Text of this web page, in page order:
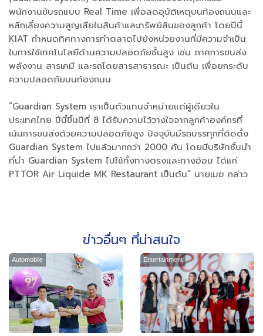
พนักงานขับรถแบบ Real Time เพื่อลดอุบัติเหตุบนท้องถนนและ
หลีกเลี่ยงความสูญเสียในสินค้าและทรัพย์สินของลูกค้า โดยปีนี้
KIAT กำหนดทิศทางการทำตลาดไปยังหน่วยงานที่มีความจำเป็น
ในการใช้เทคโนโลยีด้านความปลอดภัยชั้นสูง เช่น ภาคการขนส่ง
พลังงาน สารเคมี และรถโดยสารสาธารณะ เป็นต้น เพื่อยกระดับ
ความปลอดภัยบนท้องถนน
“Guardian System เราเป็นตัวแทนจำหน่ายแต่ผู้เดียวใน
ประเทศไทย ปีนี้ขึ้นปีที่ 8 ได้รับความไว้วางใจจากลูกค้าองค์กรที่
เน้นการขนส่งด้วยความปลอดภัยสูง ปัจจุบันมีรถบรรทุกที่ติดตั้ง
Guardian System ไปแล้วมากกว่า 2000 คัน โดยมีบริษัทชั้นนำ
ที่นำ Guardian System ไปใช้ทั้งทางตรงและทางอ้อม ได้แก่
PTTOR Air Liquide MK Restaurant เป็นต้น” นายเมฆ กล่าว
ข่าวอื่นๆ ที่น่าสนใจ
Automobile Entertainment